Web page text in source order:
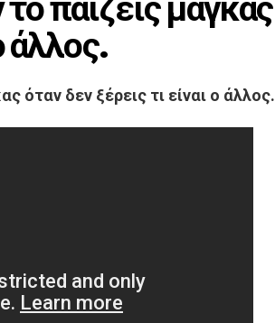
άλλος.
όταν δεν ξέρεις τι είναι ο άλλος.